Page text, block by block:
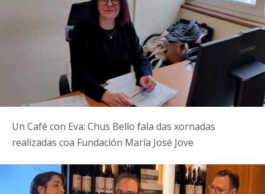
Un Café con Eva: Chus Bello fala das xornadas
realizadas coa Fundación María José Jove